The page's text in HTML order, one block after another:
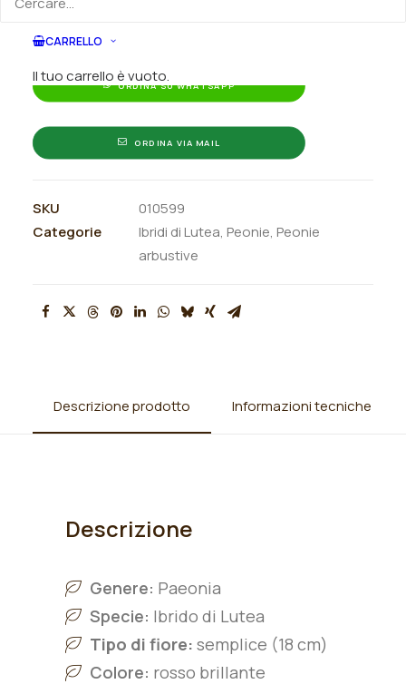
CARRELLO
Il tuo carrello è vuoto.
quantità
indicando la dimensione del vaso desiderata e la
quantità
ORDINA SU WHATSAPP
ORDINA VIA MAIL
SKU
010599
Categorie
Ibridi di Lutea, Peonie, Peonie
arbustive
Descrizione prodotto Informazioni tecniche
Descrizione
Genere: Paeonia
Specie: Ibrido di Lutea
Tipo di fiore: semplice (18 cm)
Colore: rosso brillante